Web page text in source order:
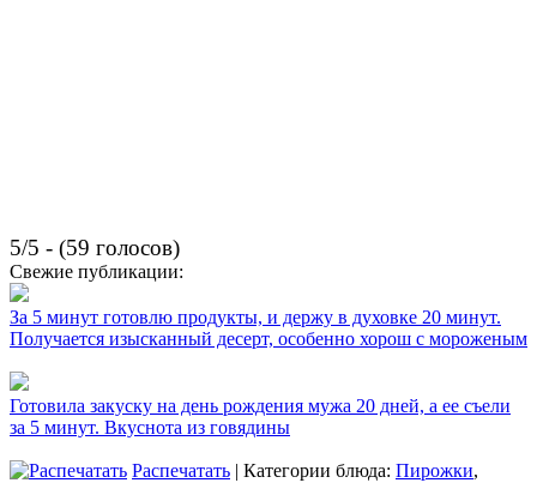
5/5 - (59 голосов)
Свежие публикации:
За 5 минут готовлю продукты, и держу в духовке 20 минут.
Получается изысканный десерт, особенно хорош с мороженым
Готовила закуску на день рождения мужа 20 дней, а ее съели
за 5 минут. Вкуснота из говядины
Распечатать | Категории блюда: Пирожки,